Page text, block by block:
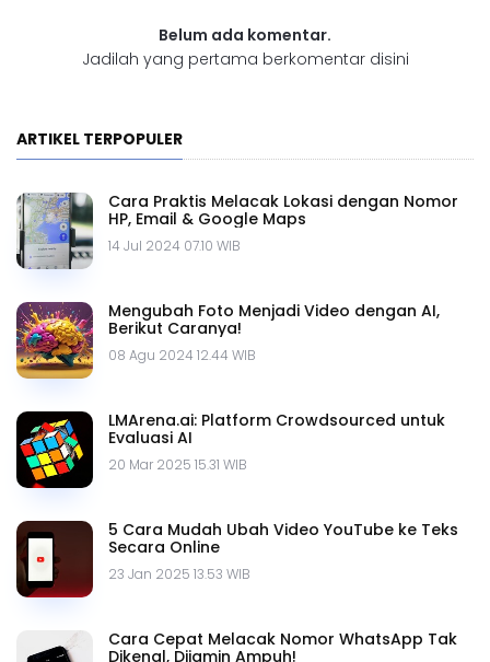
Belum ada komentar.
Jadilah yang pertama berkomentar disini
ARTIKEL TERPOPULER
Cara Praktis Melacak Lokasi dengan Nomor
HP, Email & Google Maps
14 Jul 2024 07.10 WIB
Mengubah Foto Menjadi Video dengan AI,
Berikut Caranya!
08 Agu 2024 12.44 WIB
LMArena.ai: Platform Crowdsourced untuk
Evaluasi AI
20 Mar 2025 15.31 WIB
5 Cara Mudah Ubah Video YouTube ke Teks
Secara Online
23 Jan 2025 13.53 WIB
Cara Cepat Melacak Nomor WhatsApp Tak
Dikenal, Dijamin Ampuh!